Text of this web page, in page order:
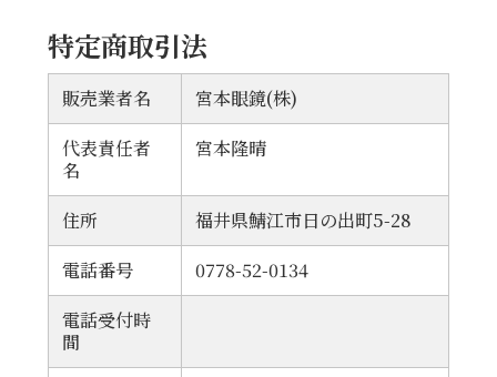
特定商取引法
販売業者名
宮本眼鏡(株)
代表責任者
名
宮本隆晴
住所
福井県鯖江市日の出町5-28
電話番号
0778-52-0134
電話受付時
間